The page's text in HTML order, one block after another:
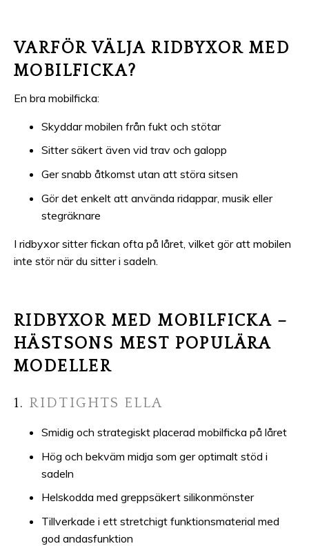
VARFÖR VÄLJA RIDBYXOR MED
MOBILFICKA?
En bra mobilficka:
Skyddar mobilen från fukt och stötar
Sitter säkert även vid trav och galopp
Ger snabb åtkomst utan att störa sitsen
Gör det enkelt att använda ridappar, musik eller
stegräknare
I ridbyxor sitter fickan ofta på låret, vilket gör att mobilen
inte stör när du sitter i sadeln.
RIDBYXOR MED MOBILFICKA –
HÄSTSONS MEST POPULÄRA
MODELLER
1. RIDTIGHTS ELLA
Smidig och strategiskt placerad mobilficka på låret
Hög och bekväm midja som ger optimalt stöd i
sadeln
Helskodda med greppsäkert silikonmönster
Tillverkade i ett stretchigt funktionsmaterial med
god andasfunktion